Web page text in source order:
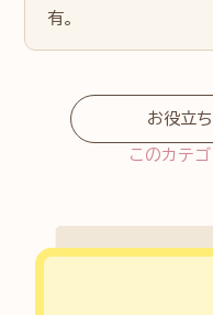
有。
お役立
このカテ